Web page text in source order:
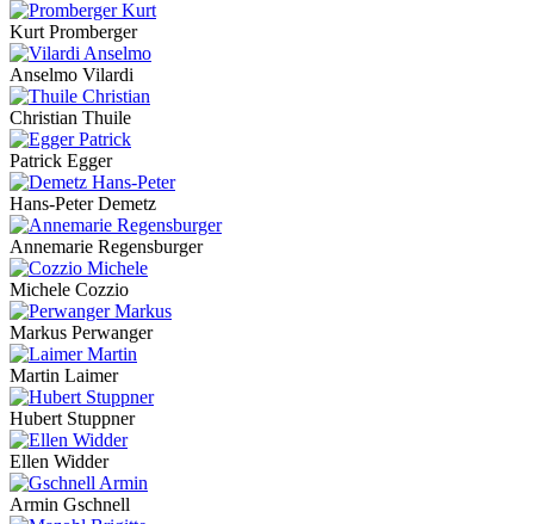
Kurt Promberger
Anselmo Vilardi
Christian Thuile
Patrick Egger
Hans-Peter Demetz
Annemarie Regensburger
Michele Cozzio
Markus Perwanger
Martin Laimer
Hubert Stuppner
Ellen Widder
Armin Gschnell